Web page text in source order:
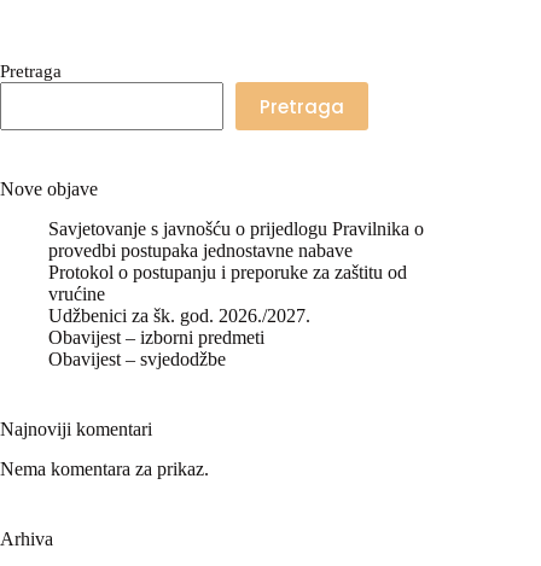
Pretraga
Pretraga
Nove objave
Savjetovanje s javnošću o prijedlogu Pravilnika o
provedbi postupaka jednostavne nabave
Protokol o postupanju i preporuke za zaštitu od
vrućine
Udžbenici za šk. god. 2026./2027.
Obavijest – izborni predmeti
Obavijest – svjedodžbe
Najnoviji komentari
Nema komentara za prikaz.
Arhiva